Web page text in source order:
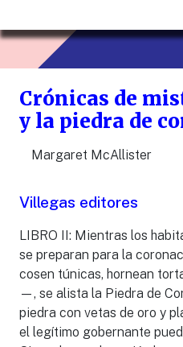
Crónicas de
y la piedra de
Margaret McAllister
Villegas editores
LIBRO II: Mientras los
se preparan para la
cosen túnicas, hornean
—, se alista la Piedra de
piedra con vetas de oro y
el legítimo gobernante